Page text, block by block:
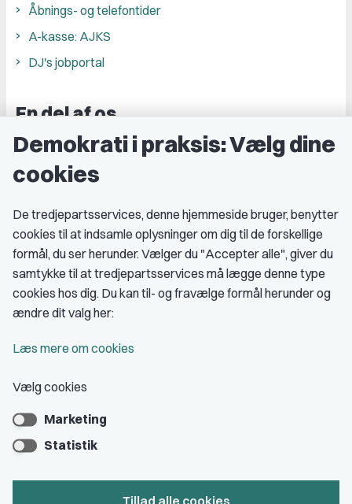
Åbnings- og telefontider
A-kasse: AJKS
DJ's jobportal
En del af os
Grupper og kredse
Studenterorganisationer
Medlemskab
Fordele som medlem
Kontingent
Bliv medlem
Demokrati i praksis: Vælg dine
cookies
De tredjepartsservices, denne hjemmeside bruger, benytter
cookies til at indsamle oplysninger om dig til de forskellige
formål, du ser herunder. Vælger du "Accepter alle", giver du
samtykke til at tredjepartsservices må lægge denne type
cookies hos dig. Du kan til- og fravælge formål herunder og
ændre dit valg her:
Læs mere om cookies
Vælg cookies
Marketing
Statistik
Tillad alle cookies